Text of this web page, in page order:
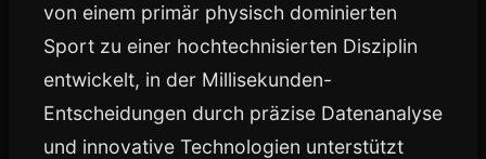
von einem primär physisch dominierten
Sport zu einer hochtechnisierten Disziplin
entwickelt, in der Millisekunden-
Entscheidungen durch präzise Datenanalyse
und innovative Technologien unterstützt